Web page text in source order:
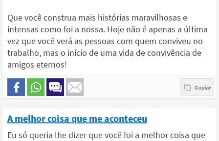
Que você construa mais histórias maravilhosas e
intensas como foi a nossa. Hoje não é apenas a última
vez que você verá as pessoas com quem conviveu no
trabalho, mas o início de uma vida de convivência de
amigos eternos!
A melhor coisa que me aconteceu
Eu só queria lhe dizer que você foi a melhor coisa que